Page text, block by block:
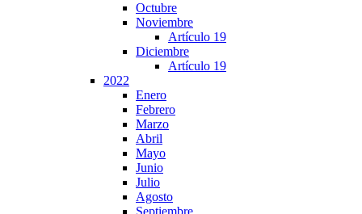
Octubre
Noviembre
Artículo 19
Diciembre
Artículo 19
2022
Enero
Febrero
Marzo
Abril
Mayo
Junio
Julio
Agosto
Septiembre